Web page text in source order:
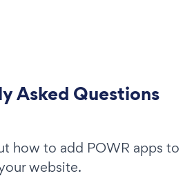
Asked Questions
how to add POWR apps to
website.